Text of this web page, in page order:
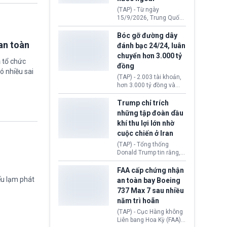
toàn
tổ chức
nhiều sai
lạm phát
đến ổ dịch Salmonella
khiến ít nhất 110 người
mắc bệnh tại bang
Minnesota.
(TAP) - Từ ngày
15/9/2026, Trung Quốc
áp dụng quy định mới về
quản lý xuất nhập cảnh.
Một hành vi vi phạm giấy
tờ, xuất nhập cảnh trái
phép hay liên quan kiểm
soát công nghệ có thể
khiến công dân Trung
Quốc đối mặt lệnh cấm
xuất cảnh kéo dài tới 3
năm. Trong khi đó, người
nước ngoài sử dụng giấy
tờ giả có nguy cơ bị từ
chối nhập cảnh hoặc
cấm vào Trung Quốc tới
5 năm.
Bóc gỡ đường dây
đánh bạc 24/24, luân
chuyển hơn 3.000 tỷ
đồng
(TAP) - 2.003 tài khoản,
hơn 3.000 tỷ đồng và
một đường dây đánh
bạc xuyên quốc gia vận
hành 24/24 giờ vừa bị
Công an TP. Hải Phòng
(Việt Nam) bóc gỡ.
Trump chỉ trích
những tập đoàn dầu
khí thu lợi lớn nhờ
cuộc chiến ở Iran
(TAP) - Tổng thống
Donald Trump tin rằng, 2
tập đoàn dầu khí
ExxonMobil và Chevron
đã thu về lợi nhuận quá
lớn nhờ giá dầu tăng
mạnh suốt thời gian Hoa
Kỳ xảy ra xung đột ở
Iran. Trên cơ sở đó, lãnh
đạo Nhà Trắng kêu gọi
các doanh nghiệp cần
FAA cấp chứng nhận
an toàn bay Boeing
737 Max 7 sau nhiều
năm trì hoãn
(TAP) - Cục Hàng không
Liên bang Hoa Kỳ (FAA)